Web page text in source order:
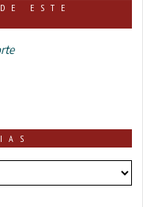
ESTE